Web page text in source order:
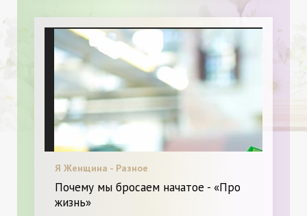
Я Женщина - Разное
Почему мы бросаем начатое - «Про
жизнь»